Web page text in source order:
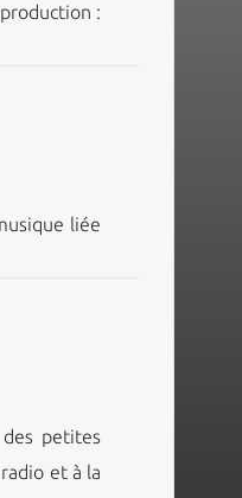
:
liée
petites
et à la